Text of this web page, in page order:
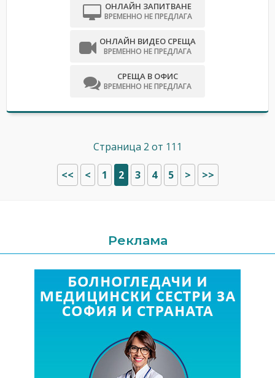
ОНЛАЙН ЗАПИТВАНЕ
ВРЕМЕННО НЕ ПРЕДЛАГА
ОНЛАЙН ВИДЕО СРЕЩА
ВРЕМЕННО НЕ ПРЕДЛАГА
СРЕЩА В ОФИС
ВРЕМЕННО НЕ ПРЕДЛАГА
Страница 2 от 111
<< < 1 2 3 4 5 > >>
Реклама